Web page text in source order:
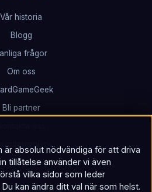
Vår historia
Blogg
frågor
Om oss
Bli partner
Wars. Ett spel 25 år i skapandet.
är absolut nödvändiga för att driva
tillåtelse använder vi även
vilka sidor som leder
kan ändra ditt val när som helst.